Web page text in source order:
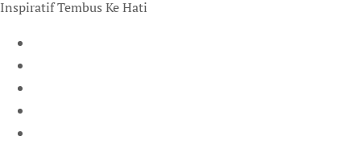
Inspiratif Tembus Ke Hati